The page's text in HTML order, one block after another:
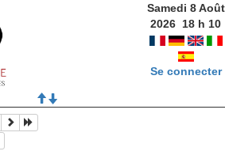
Samedi 8 Août
2026 18 h 10
Se connecter